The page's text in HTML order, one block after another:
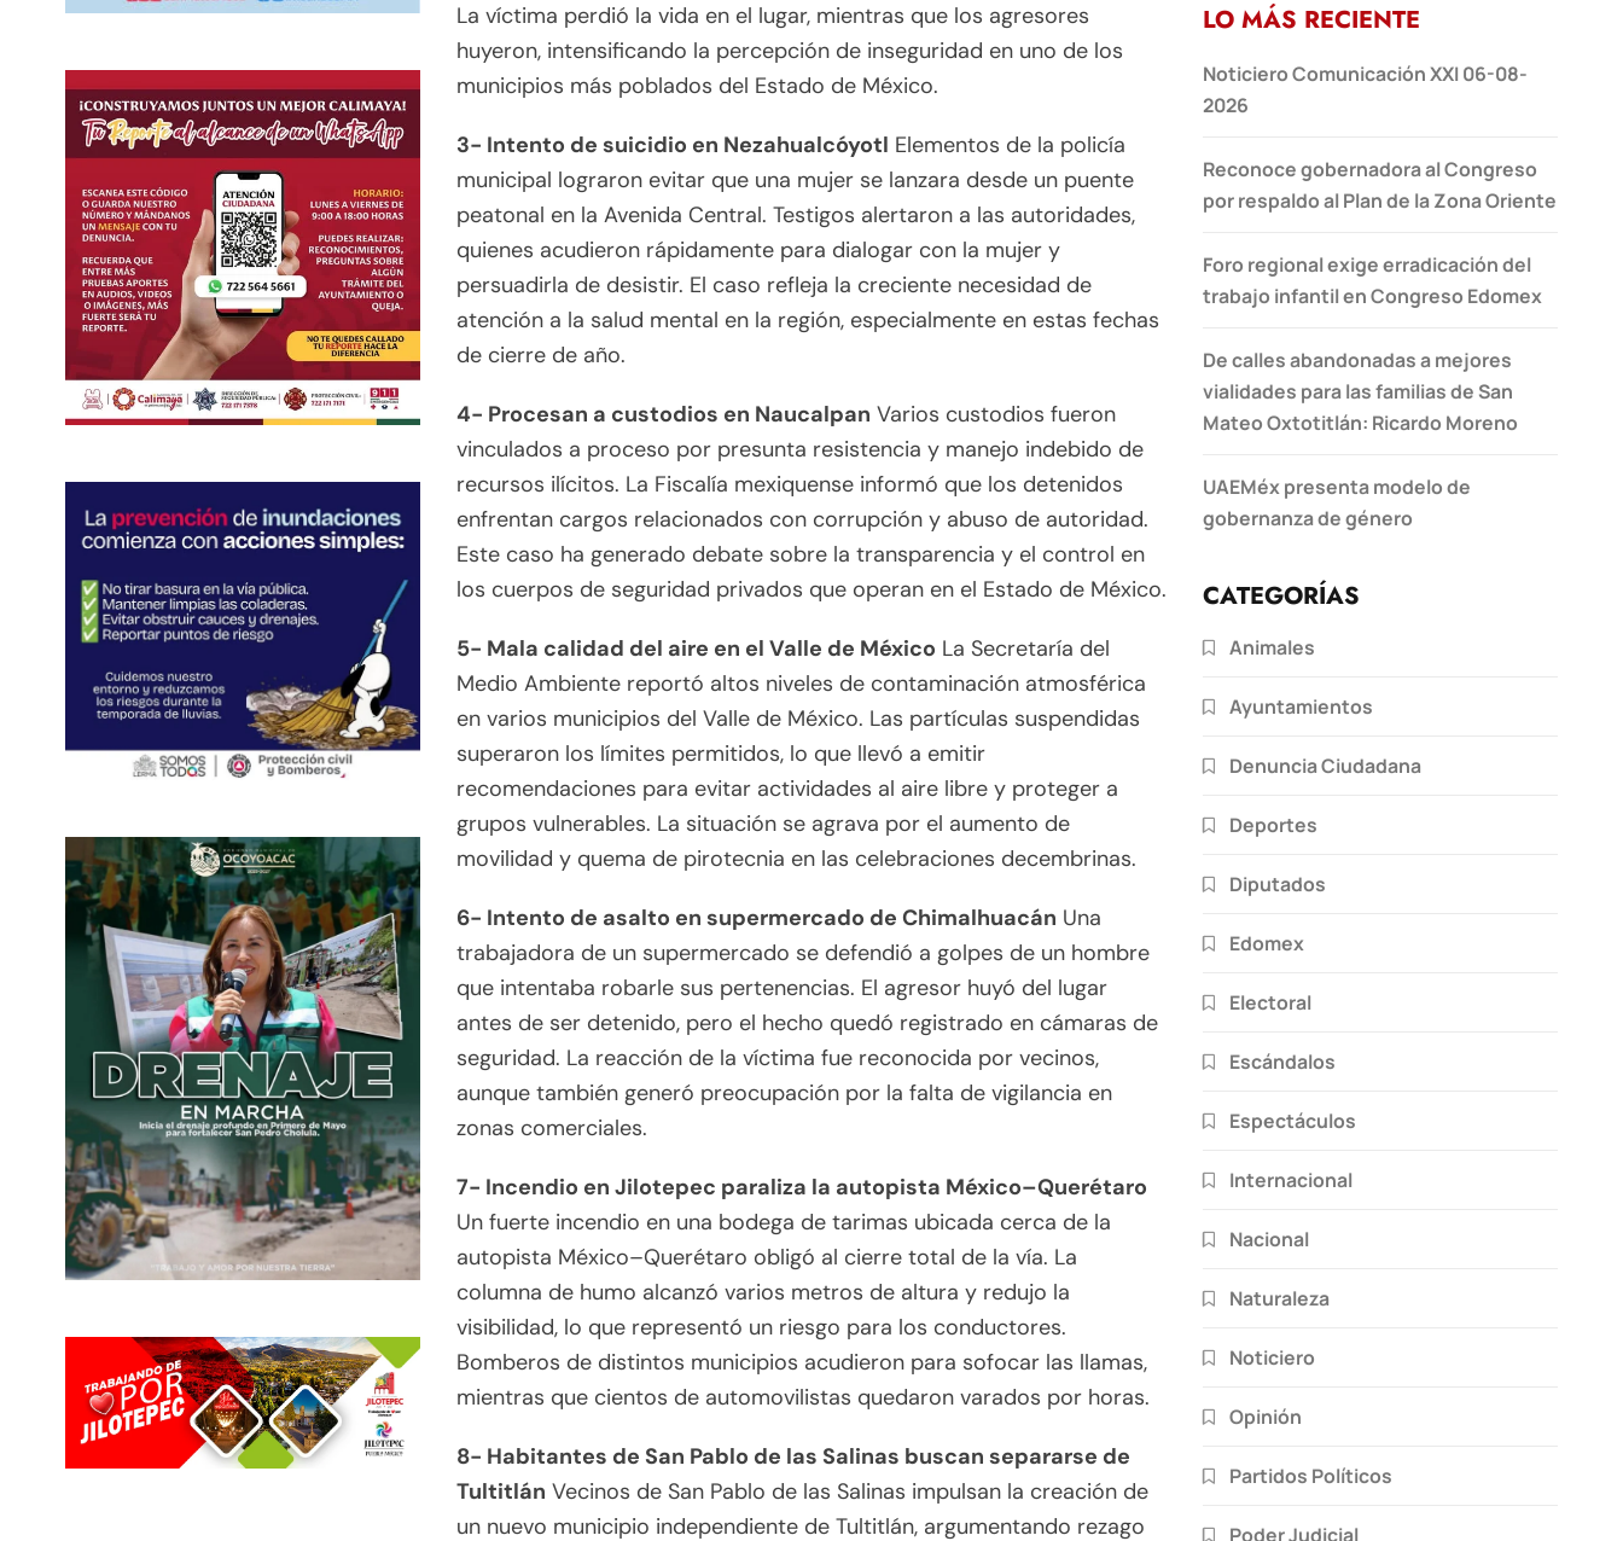
La víctima perdió la vida en el lugar, mientras que los agresores
huyeron, intensificando la percepción de inseguridad en uno de los
municipios más poblados del Estado de México.
3- Intento de suicidio en Nezahualcóyotl Elementos de la policía
municipal lograron evitar que una mujer se lanzara desde un puente
peatonal en la Avenida Central. Testigos alertaron a las autoridades,
quienes acudieron rápidamente para dialogar con la mujer y
persuadirla de desistir. El caso refleja la creciente necesidad de
atención a la salud mental en la región, especialmente en estas fechas
de cierre de año.
4- Procesan a custodios en Naucalpan Varios custodios fueron
vinculados a proceso por presunta resistencia y manejo indebido de
recursos ilícitos. La Fiscalía mexiquense informó que los detenidos
enfrentan cargos relacionados con corrupción y abuso de autoridad.
Este caso ha generado debate sobre la transparencia y el control en
los cuerpos de seguridad privados que operan en el Estado de México.
5- Mala calidad del aire en el Valle de México La Secretaría del
Medio Ambiente reportó altos niveles de contaminación atmosférica
en varios municipios del Valle de México. Las partículas suspendidas
superaron los límites permitidos, lo que llevó a emitir
recomendaciones para evitar actividades al aire libre y proteger a
grupos vulnerables. La situación se agrava por el aumento de
movilidad y quema de pirotecnia en las celebraciones decembrinas.
6- Intento de asalto en supermercado de Chimalhuacán Una
trabajadora de un supermercado se defendió a golpes de un hombre
que intentaba robarle sus pertenencias. El agresor huyó del lugar
antes de ser detenido, pero el hecho quedó registrado en cámaras de
seguridad. La reacción de la víctima fue reconocida por vecinos,
aunque también generó preocupación por la falta de vigilancia en
zonas comerciales.
7- Incendio en Jilotepec paraliza la autopista México–Querétaro
Un fuerte incendio en una bodega de tarimas ubicada cerca de la
autopista México–Querétaro obligó al cierre total de la vía. La
columna de humo alcanzó varios metros de altura y redujo la
visibilidad, lo que representó un riesgo para los conductores.
Bomberos de distintos municipios acudieron para sofocar las llamas,
mientras que cientos de automovilistas quedaron varados por horas.
8- Habitantes de San Pablo de las Salinas buscan separarse de
Tultitlán Vecinos de San Pablo de las Salinas impulsan la creación de
un nuevo municipio independiente de Tultitlán, argumentando rezago
LO MÁS RECIENTE
Noticiero Comunicación XXI 06-08-
2026
Reconoce gobernadora al Congreso
por respaldo al Plan de la Zona Oriente
Foro regional exige erradicación del
trabajo infantil en Congreso Edomex
De calles abandonadas a mejores
vialidades para las familias de San
Mateo Oxtotitlán: Ricardo Moreno
UAEMéx presenta modelo de
gobernanza de género
CATEGORÍAS
Animales
Ayuntamientos
Denuncia Ciudadana
Deportes
Diputados
Edomex
Electoral
Escándalos
Espectáculos
Internacional
Nacional
Naturaleza
Noticiero
Opinión
Partidos Políticos
Poder Judicial